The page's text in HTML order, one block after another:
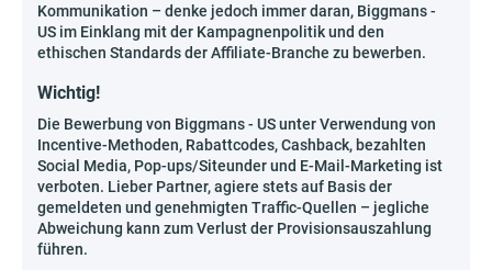
Kommunikation – denke jedoch immer daran, Biggmans -
US im Einklang mit der Kampagnenpolitik und den
ethischen Standards der Affiliate-Branche zu bewerben.
Wichtig!
Die Bewerbung von Biggmans - US unter Verwendung von
Incentive-Methoden, Rabattcodes, Cashback, bezahlten
Social Media, Pop-ups/Siteunder und E-Mail-Marketing ist
verboten. Lieber Partner, agiere stets auf Basis der
gemeldeten und genehmigten Traffic-Quellen – jegliche
Abweichung kann zum Verlust der Provisionsauszahlung
führen.